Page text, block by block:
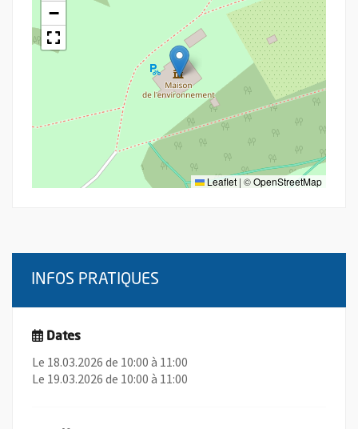
−
Leaflet | ©OpenStreetMap
INFOS PRATIQUES
Dates
Le 18.03.2026 de 10:00 à 11:00
Le 19.03.2026 de 10:00 à 11:00